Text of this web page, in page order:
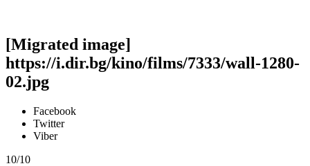
[Migrated image]
https://i.dir.bg/kino/films/7333/wall-1280-
02.jpg
Facebook
Twitter
Viber
10/10